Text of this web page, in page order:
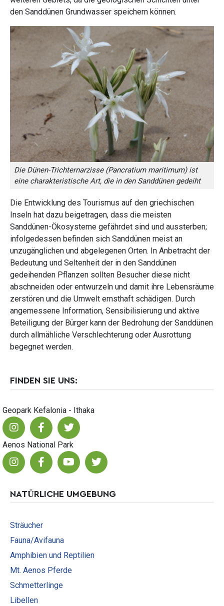
den Sanddünen Grundwasser speichern können.
Die Dünen-Trichternarzisse (Pancratium maritimum) ist
eine charakteristische Art, die in den Sanddünen gedeiht
Die Entwicklung des Tourismus auf den griechischen
Inseln hat dazu beigetragen, dass die meisten
Sanddünen-Ökosysteme gefährdet sind und aussterben;
infolgedessen befinden sich Sanddünen meist an
unzugänglichen und abgelegenen Orten. In Anbetracht der
Bedeutung und Seltenheit der in den Sanddünen
gedeihenden Pflanzen sollten Besucher diese nicht
abschneiden oder entwurzeln und damit ihre Lebensräume
zerstören und die Umwelt ernsthaft schädigen. Durch
angemessene Information, Sensibilisierung und aktive
Beteiligung der Bürger kann der Bedrohung der Sanddünen
durch allmähliche Verschlechterung oder Ausrottung
begegnet werden.
FINDEN SIE UNS:
Geopark Kefalonia - Ithaka
Aenos National Park
NATÜRLICHE UMGEBUNG
Sträucher
Fauna/Avifauna
Amphibien und Reptilien
Mt. Aenos Pferde
Schmetterlinge
Libellen